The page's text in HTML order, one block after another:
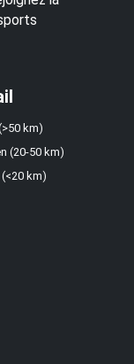
km)
(20-50 km)
km)